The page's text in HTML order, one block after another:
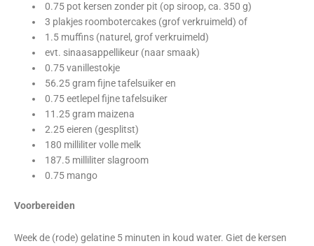
0.75 pot kersen zonder pit (op siroop, ca. 350 g)
3 plakjes roombotercakes (grof verkruimeld) of
1.5 muffins (naturel, grof verkruimeld)
evt. sinaasappellikeur (naar smaak)
0.75 vanillestokje
56.25 gram fijne tafelsuiker en
0.75 eetlepel fijne tafelsuiker
11.25 gram maizena
2.25 eieren (gesplitst)
180 milliliter volle melk
187.5 milliliter slagroom
0.75 mango
Voorbereiden
Week de (rode) gelatine 5 minuten in koud water. Giet de kersen